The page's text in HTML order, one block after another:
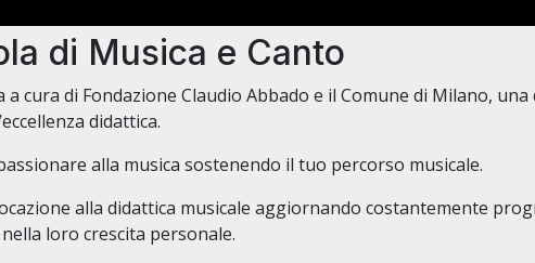
di Musica e Canto
cura di Fondazione Claudio Abbado e il Comune di Milano, una
didattica.
alla musica sostenendo il tuo percorso musicale.
alla didattica musicale aggiornando costantemente
loro crescita personale.